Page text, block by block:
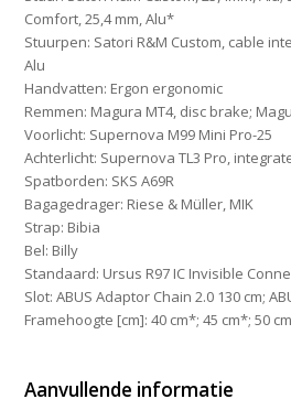
Comfort, 25,4 mm, Alu*
Stuurpen: Satori R&M Custom, cable
Alu
Handvatten: Ergon ergonomic
Remmen: Magura MT4, disc brake;
Voorlicht: Supernova M99 Mini Pro-25
Achterlicht: Supernova TL3 Pro,
Spatborden: SKS A69R
Bagagedrager: Riese & Müller, MIK
Strap: Bibia
Bel: Billy
Standaard: Ursus R97 IC Invisible
Slot:ABUS Adaptor Chain 2.0 130 cm;
Framehoogte [cm]:40 cm*; 45 cm*; 50
Aanvullende informatie